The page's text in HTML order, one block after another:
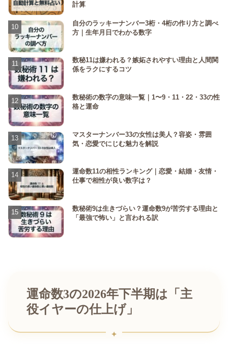
計算
自分のラッキーナンバー3桁・4桁の作り方と調べ
方｜生年月日でわかる数字
数秘11は嫌われる？嫉妬されやすい理由と人間関
係をラクにするコツ
数秘術の数字の意味一覧｜1〜9・11・22・33の性
格と運命
マスターナンバー33の女性は美人？容姿・雰囲
気・恋愛でにじむ魅力を解説
運命数11の相性ランキング｜恋愛・結婚・友情・
仕事で相性が良い数字は？
数秘術9は生きづらい？運命数9が苦労する理由と
「最強で怖い」と言われる訳
運命数3の2026年下半期は「主
役イヤーの仕上げ」